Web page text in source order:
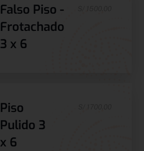
Falso Piso -
Frotachado
3 x 6
Piso
Pulido 3
x 6